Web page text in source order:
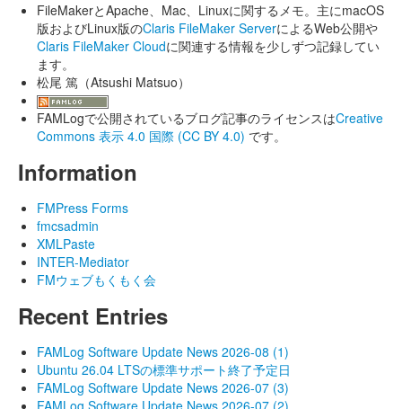
FileMakerとApache、Mac、Linuxに関するメモ。主にmacOS
版およびLinux版のClaris FileMaker ServerによるWeb公開や
Claris FileMaker Cloudに関連する情報を少しずつ記録してい
ます。
松尾 篤（Atsushi Matsuo）
FAMLogで公開されているブログ記事のライセンスはCreative
Commons 表示 4.0 国際 (CC BY 4.0) です。
Information
FMPress Forms
fmcsadmin
XMLPaste
INTER-Mediator
FMウェブもくもく会
Recent Entries
FAMLog Software Update News 2026-08 (1)
Ubuntu 26.04 LTSの標準サポート終了予定日
FAMLog Software Update News 2026-07 (3)
FAMLog Software Update News 2026-07 (2)